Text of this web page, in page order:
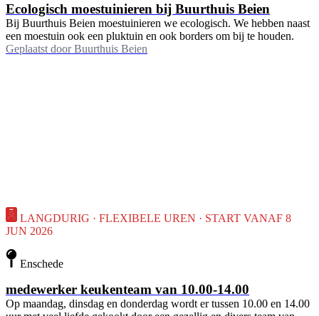
Ecologisch moestuinieren bij Buurthuis Beien
Bij Buurthuis Beien moestuinieren we ecologisch. We hebben naast
een moestuin ook een pluktuin en ook borders om bij te houden.
Geplaatst door Buurthuis Beien
LANGDURIG · FLEXIBELE UREN · START VANAF 8
JUN 2026
Enschede
medewerker keukenteam van 10.00-14.00
Op maandag, dinsdag en donderdag wordt er tussen 10.00 en 14.00